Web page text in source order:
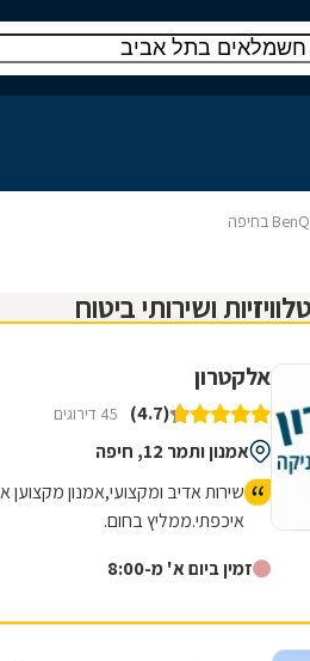
BenQ בחיפה
אלקטרון
(4.7) 45 דירוגים
אמנון ותמר 12, חיפה
שירות אדיב ומקצועי,אמנון מקצוען
איכפתי.ממליץ בחום.
זמין ביום א' מ-8:00